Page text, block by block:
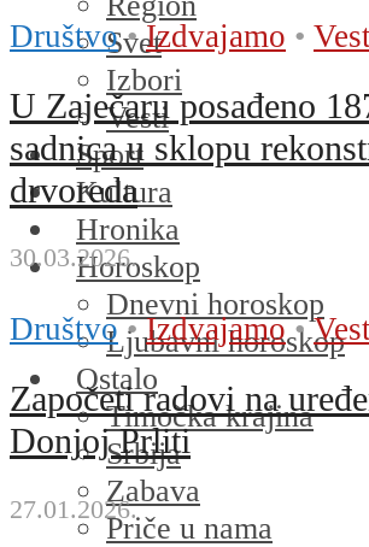
Svet
Izbori
Vesti
Sport
Kultura
Hronika
Horoskop
Dnevni horoskop
Ljubavni horoskop
Ostalo
Timočka krajina
Srbija
Zabava
Priče u nama
Društvo • Izdvajamo •
U Zaječaru posađeno
sadnica u sklopu
drvoreda
30.03.2026.
Društvo • Izdvajamo •
Započeti radovi na
Donjoj Prliti
27.01.2026.